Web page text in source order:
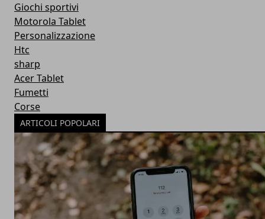
Giochi sportivi
Motorola Tablet
Personalizzazione
Htc
sharp
Acer Tablet
Fumetti
Corse
ARTICOLI POPOLARI